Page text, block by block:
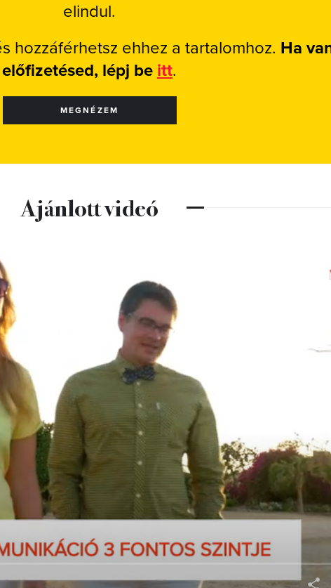
elindul.
hozzáférhetsz ehhez a tartalomhoz. Ha
előfizetésed, lépj be itt.
MEGNÉZEM
Ajánlott videó